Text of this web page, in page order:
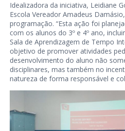
Idealizadora da iniciativa, Leidiane
Escola Vereador Amadeus
programação. “Esta ação foi
com os alunos do 3º e 4º ano,
Sala de Aprendizagem de Tempo
objetivo de promover atividades
desenvolvimento do aluno não
disciplinares, mas também no
natureza de forma responsável e